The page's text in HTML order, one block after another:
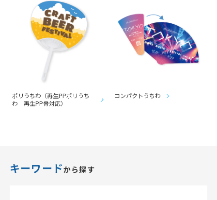
ポリうちわ（再生PPポリうち
わ 再生PP骨対応）
コンパクトうちわ
キーワードから探す